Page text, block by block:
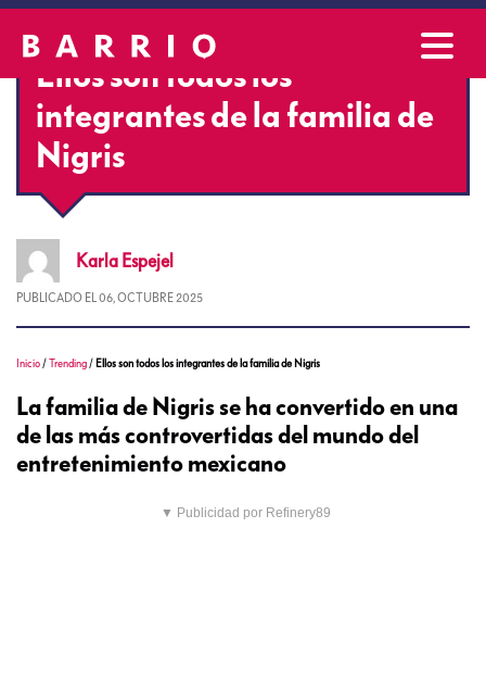
Ellos son todos los
integrantes de la familia de
Nigris
Karla Espejel
PUBLICADO EL 06, OCTUBRE 2025
Inicio /Trending / Ellos son todos los integrantes de la familia de Nigris
La familia de Nigris se ha convertido en una
de las más controvertidas del mundo del
entretenimiento mexicano
▼ Publicidad por Refinery89